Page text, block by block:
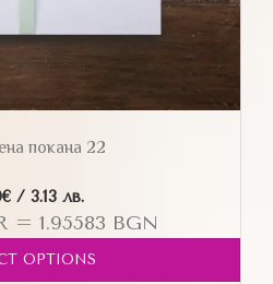
покана 22
€/ 3.13 лв.
= 1.95583 BGN
OPTIONS